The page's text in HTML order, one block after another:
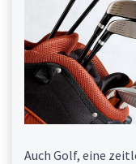
Auch Golf, eine